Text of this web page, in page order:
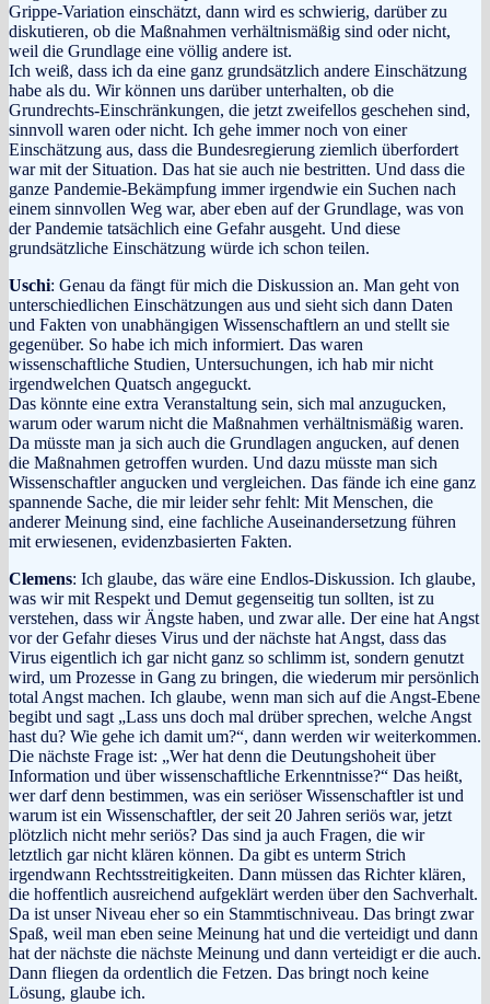
Grippe-Variation einschätzt, dann wird es schwierig, darüber zu
diskutieren, ob die Maßnahmen verhältnismäßig sind oder nicht,
weil die Grundlage eine völlig andere ist.
Ich weiß, dass ich da eine ganz grundsätzlich andere Einschätzung
habe als du. Wir können uns darüber unterhalten, ob die
Grundrechts-Einschränkungen, die jetzt zweifellos geschehen sind,
sinnvoll waren oder nicht. Ich gehe immer noch von einer
Einschätzung aus, dass die Bundesregierung ziemlich überfordert
war mit der Situation. Das hat sie auch nie bestritten. Und dass die
ganze Pandemie-Bekämpfung immer irgendwie ein Suchen nach
einem sinnvollen Weg war, aber eben auf der Grundlage, was von
der Pandemie tatsächlich eine Gefahr ausgeht. Und diese
grundsätzliche Einschätzung würde ich schon teilen.
Uschi: Genau da fängt für mich die Diskussion an. Man geht von
unterschiedlichen Einschätzungen aus und sieht sich dann Daten
und Fakten von unabhängigen Wissenschaftlern an und stellt sie
gegenüber. So habe ich mich informiert. Das waren
wissenschaftliche Studien, Untersuchungen, ich hab mir nicht
irgendwelchen Quatsch angeguckt.
Das könnte eine extra Veranstaltung sein, sich mal anzugucken,
warum oder warum nicht die Maßnahmen verhältnismäßig waren.
Da müsste man ja sich auch die Grundlagen angucken, auf denen
die Maßnahmen getroffen wurden. Und dazu müsste man sich
Wissenschaftler angucken und vergleichen. Das fände ich eine ganz
spannende Sache, die mir leider sehr fehlt: Mit Menschen, die
anderer Meinung sind, eine fachliche Auseinandersetzung führen
mit erwiesenen, evidenzbasierten Fakten.
Clemens: Ich glaube, das wäre eine Endlos-Diskussion. Ich glaube,
was wir mit Respekt und Demut gegenseitig tun sollten, ist zu
verstehen, dass wir Ängste haben, und zwar alle. Der eine hat Angst
vor der Gefahr dieses Virus und der nächste hat Angst, dass das
Virus eigentlich ich gar nicht ganz so schlimm ist, sondern genutzt
wird, um Prozesse in Gang zu bringen, die wiederum mir persönlich
total Angst machen. Ich glaube, wenn man sich auf die Angst-Ebene
begibt und sagt „Lass uns doch mal drüber sprechen, welche Angst
hast du? Wie gehe ich damit um?“, dann werden wir weiterkommen.
Die nächste Frage ist: „Wer hat denn die Deutungshoheit über
Information und über wissenschaftliche Erkenntnisse?“ Das heißt,
wer darf denn bestimmen, was ein seriöser Wissenschaftler ist und
warum ist ein Wissenschaftler, der seit 20 Jahren seriös war, jetzt
plötzlich nicht mehr seriös? Das sind ja auch Fragen, die wir
letztlich gar nicht klären können. Da gibt es unterm Strich
irgendwann Rechtsstreitigkeiten. Dann müssen das Richter klären,
die hoffentlich ausreichend aufgeklärt werden über den Sachverhalt.
Da ist unser Niveau eher so ein Stammtischniveau. Das bringt zwar
Spaß, weil man eben seine Meinung hat und die verteidigt und dann
hat der nächste die nächste Meinung und dann verteidigt er die auch.
Dann fliegen da ordentlich die Fetzen. Das bringt noch keine
Lösung, glaube ich.